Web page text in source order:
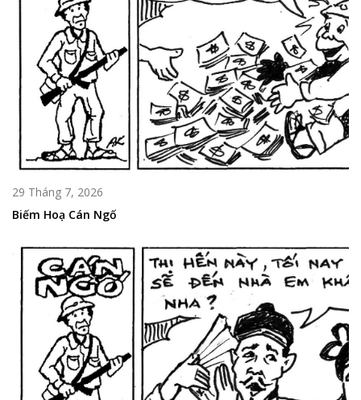
29 Tháng 7, 2026
Biếm Hoạ Cán Ngố